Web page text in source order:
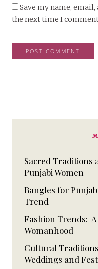
Save my name,
the next time I
Sacred Traditions
Punjabi Women
Bangles for
Trend
Fashion Trends: A
Womanhood
Cultural
Weddings and